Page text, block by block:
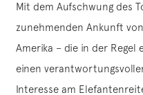
Mit dem Aufschwung des
zunehmenden Ankunft
Amerika – die in der Regel
einen
Interesse am